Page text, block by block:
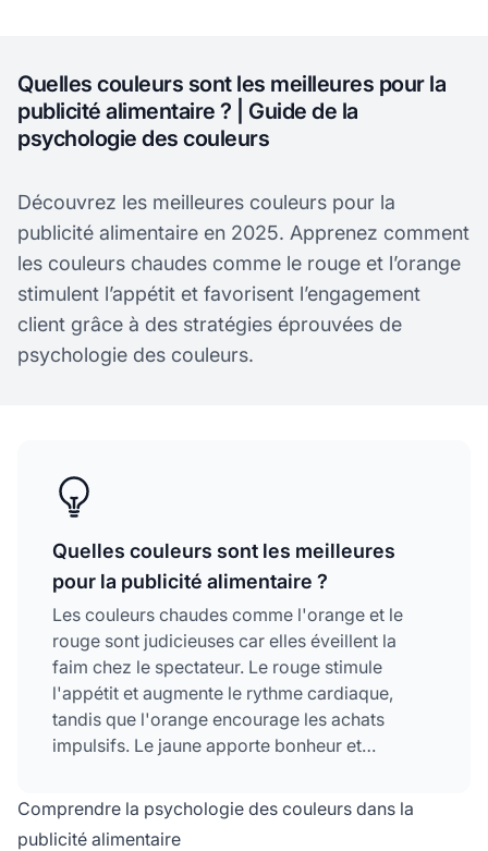
Quelles couleurs sont les meilleures pour la
publicité alimentaire ? | Guide de la
psychologie des couleurs
Découvrez les meilleures couleurs pour la
publicité alimentaire en 2025. Apprenez comment
les couleurs chaudes comme le rouge et l’orange
stimulent l’appétit et favorisent l’engagement
client grâce à des stratégies éprouvées de
psychologie des couleurs.
Quelles couleurs sont les meilleures
pour la publicité alimentaire ?
Les couleurs chaudes comme l'orange et le
rouge sont judicieuses car elles éveillent la
faim chez le spectateur. Le rouge stimule
l'appétit et augmente le rythme cardiaque,
tandis que l'orange encourage les achats
impulsifs. Le jaune apporte bonheur et
les marques de restauration rapide et de
restauration décontractée.
Comprendre la psychologie des couleurs dans la
publicité alimentaire